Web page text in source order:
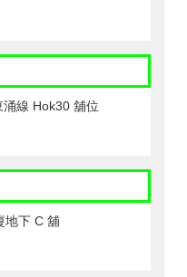
線 Hok30 舖位
地下 C 舖